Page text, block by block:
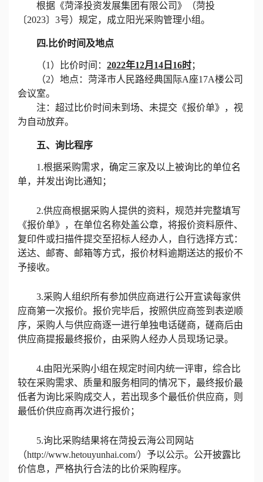
根据《菏泽投资发展集团有限公司》（菏投
〔2023〕3号）规定，成立阳光采购管理小组。
四.比价时间及地点
（1）比价时间： 2022年12月 14 日 16时；
（2）地点：菏泽市人民路经典国际A座17A楼公司
会议室。
注：超过比价时间未到场、未提交《报价单》，视
为自动放弃。
五、询比程序
1.根据采购需求，确定三家及以上被询比的单位名
单，并发出询比通知；
2.供应商根据采购人提供的资料，规范并完整填写
《报价单》，在单位名称处盖公章，将报价资料原件、
复印件或扫描件提交至招标人经办人，自行选择方式：
送达、邮寄、邮箱等方式，报价材料逾期送达的报价不
予接收。
3.采购人组织所有参加供应商进行公开宣读每家供
应商第一次报价。报价完毕后，按照供应商签到表逆顺
序，采购人与供应商逐一进行单独电话磋商，磋商后由
供应商提报最终报价，由采购人经办人员现场记录。
4.由阳光采购小组在规定时间内统一评审，综合比
较在采购需求、质量和服务相同的情况下，最终报价最
低者为询比采购成交人，若出现多个最低价供应商，则
最低价供应商再次进行报价；
5.询比采购结果将在菏投云海公司网站
（http://www.hetouyunhai.com/）予以公示。公开披露比
价信息，严格执行合法的比价采购程序。